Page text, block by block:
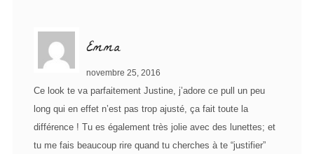
Emma
novembre 25, 2016
Ce look te va parfaitement Justine, j’adore ce pull un peu
long qui en effet n’est pas trop ajusté, ça fait toute la
différence ! Tu es également très jolie avec des lunettes; et
tu me fais beaucoup rire quand tu cherches à te “justifier”